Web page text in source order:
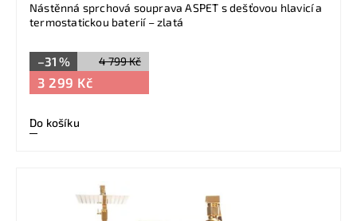
Nástěnná sprchová souprava ASPET s dešťovou hlavicí a
termostatickou baterií – zlatá
4 799 Kč
–31 %
3 299 Kč
Do košíku